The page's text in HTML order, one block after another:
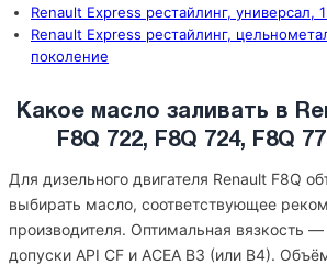
Renault Express рестайлинг, универсал,
Renault Express рестайлинг,
поколение
Какое масло заливать в
F8Q 722, F8Q 724, F8Q
Для дизельного двигателя Renault F8Q
выбирать масло, соответствующее
производителя. Оптимальная вязкость —
допуски API CF и ACEA B3 (или B4).